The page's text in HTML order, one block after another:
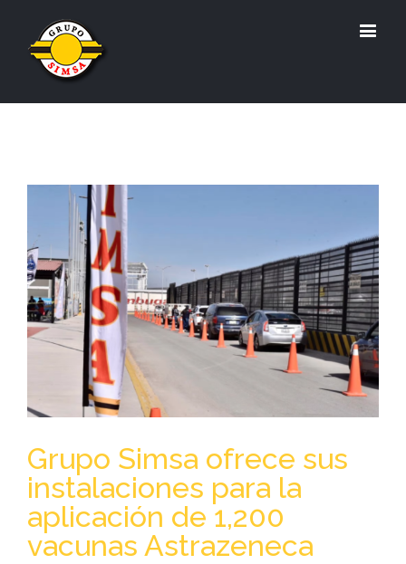
Image
Grupo Simsa ofrece sus
instalaciones para la
aplicación de 1,200
vacunas Astrazeneca